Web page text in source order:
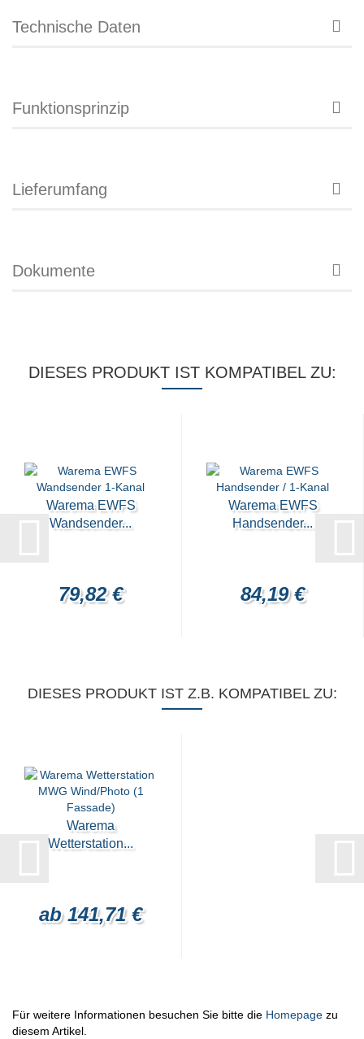
Technische Daten
Funktionsprinzip
Lieferumfang
Dokumente
DIESES PRODUKT IST KOMPATIBEL ZU:
Warema EWFS
Wandsender...
79,82 €
Warema EWFS
Handsender...
84,19 €
DIESES PRODUKT IST Z.B. KOMPATIBEL ZU:
Warema
Wetterstation...
ab 141,71 €
Für weitere Informationen besuchen Sie bitte die Homepage zu
diesem Artikel.